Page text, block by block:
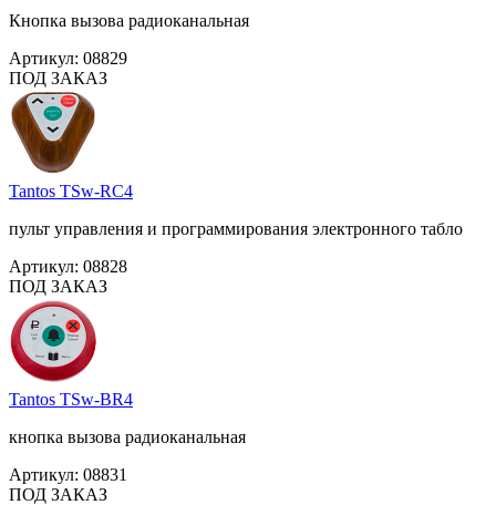
Кнопка вызова радиоканальная
Артикул: 08829
ПОД ЗАКАЗ
Tantos TSw-RC4
пульт управления и программирования электронного табло
Артикул: 08828
ПОД ЗАКАЗ
Tantos TSw-BR4
кнопка вызова радиоканальная
Артикул: 08831
ПОД ЗАКАЗ